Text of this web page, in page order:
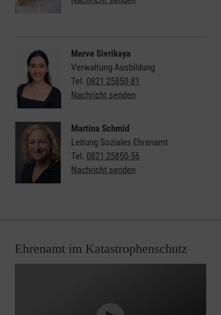
Merve Sivrikaya
Verwaltung Ausbildung
Tel. 0821 25850-81
Nachricht senden
Martina Schmid
Leitung Soziales Ehrenamt
Tel. 0821 25850-56
Nachricht senden
Ehrenamt im Katastrophenschutz